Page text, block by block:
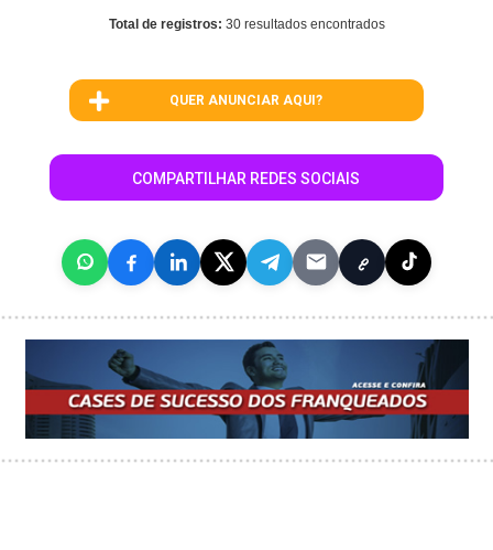
Total de registros: 30 resultados encontrados
QUER ANUNCIAR AQUI?
COMPARTILHAR REDES SOCIAIS